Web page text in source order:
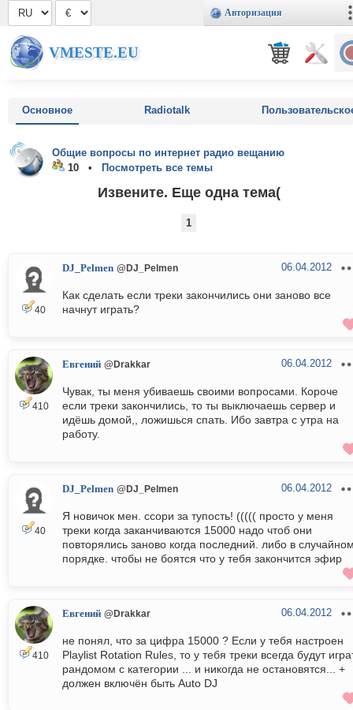
Авторизация
VMESTE.EU
Основное Radiotalk
Общие вопросы по интернет радио вещанию
10 •
Посмотреть все темы
Извените. Еще одна тема(
1
40
DJ_Pelmen @DJ_Pelmen 06.04.2012
Как сделать если треки закончились они заново все
начнут играть?
410
Евгений @Drakkar 06.04.2012
Чувак, ты меня убиваешь своими вопросами. Короче
если треки закончились, то ты выключаешь сервер и
идёшь домой,, ложишься спать. Ибо завтра с утра на
работу.
40
DJ_Pelmen @DJ_Pelmen 06.04.2012
Я новичок мен. ссори за тупость! ((((( просто у меня
треки когда заканчиваются 15000 надо чтоб они
повторялись заново когда последний. либо в
порядке. чтобы не боятся что у тебя закончится эфир
410
Евгений @Drakkar 06.04.2012
не понял, что за цифра 15000 ? Если у тебя настроен
Playlist Rotation Rules, то у тебя треки всегда будут
рандомом с категории ... и никогда не остановятся... +
должен включён быть Auto DJ